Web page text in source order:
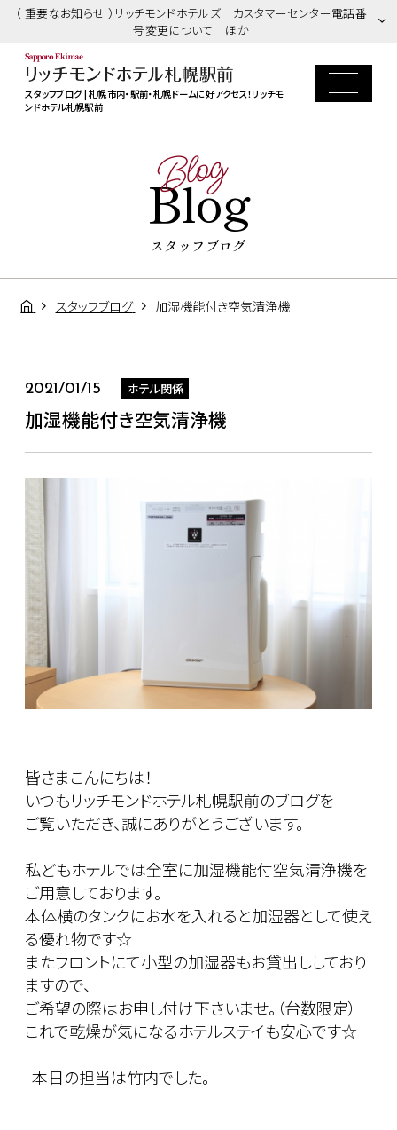
（ 重要なお知らせ ）リッチモンドホテルズ カスタマーセンター電話番
号変更について ほか
スタッフブログ | 札幌市内・駅前・札幌ドームに好アクセス！リッチモ
ンドホテル札幌駅前
Blog
Blog
スタッフブログ
スタッフブログ 加湿機能付き空気清浄機
2021/01/15 ホテル関係
加湿機能付き空気清浄機
皆さまこんにちは！
いつもリッチモンドホテル札幌駅前のブログを
ご覧いただき、誠にありがとうございます。
私どもホテルでは全室に加湿機能付空気清浄機を
ご用意しております。
本体横のタンクにお水を入れると加湿器として使え
る優れ物です☆
またフロントにて小型の加湿器もお貸出ししており
ますので、
ご希望の際はお申し付け下さいませ。（台数限定）
これで乾燥が気になるホテルステイも安心です☆
本日の担当は竹内でした。